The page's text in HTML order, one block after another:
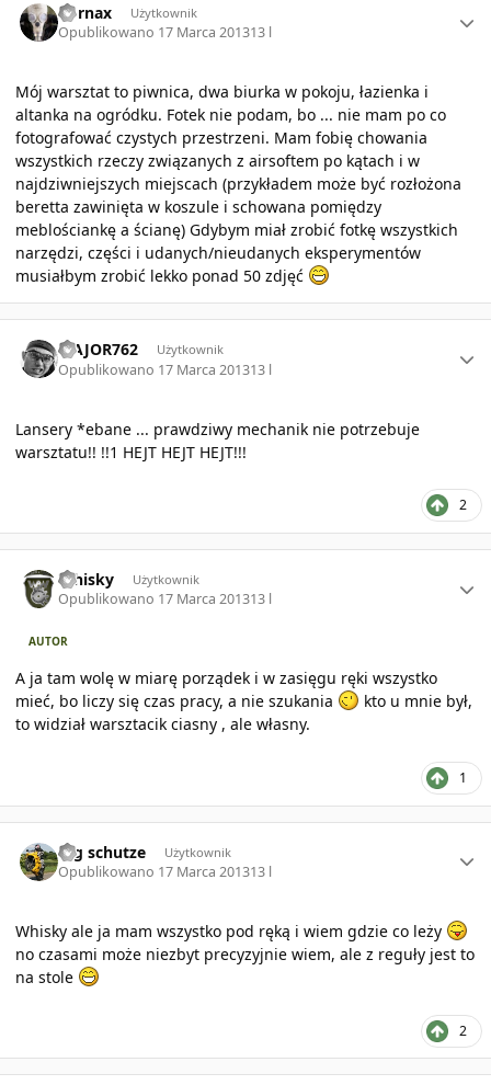
Cornax Użytkownik
Opublikowano 17 Marca 201313 l
Mój warsztat to piwnica, dwa biurka w pokoju, łazienka i
altanka na ogródku. Fotek nie podam, bo ... nie mam po co
fotografować czystych przestrzeni. Mam fobię chowania
wszystkich rzeczy związanych z airsoftem po kątach i w
najdziwniejszych miejscach (przykładem może być rozłożona
beretta zawinięta w koszule i schowana pomiędzy
meblościankę a ścianę) Gdybym miał zrobić fotkę wszystkich
narzędzi, części i udanych/nieudanych eksperymentów
musiałbym zrobić lekko ponad 50 zdjęć
MAJOR762 Użytkownik
Opublikowano 17 Marca 201313 l
Lansery *ebane ... prawdziwy mechanik nie potrzebuje
warsztatu!! !!1 HEJT HEJT HEJT!!!
2
Whisky Użytkownik
Opublikowano 17 Marca 201313 l
AUTOR
A ja tam wolę w miarę porządek i w zasięgu ręki wszystko
mieć, bo liczy się czas pracy, a nie szukania
kto u mnie był,
to widział warsztacik ciasny , ale własny.
1
mg schutze Użytkownik
Opublikowano 17 Marca 201313 l
Whisky ale ja mam wszystko pod ręką i wiem gdzie co leży
no czasami może niezbyt precyzyjnie wiem, ale z reguły jest to
na stole
2